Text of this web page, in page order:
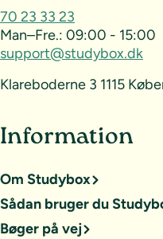
70 23 33 23
Man–Fre.: 09:00 - 15:00
support@studybox.dk
Klareboderne 3 1115
Information
Om Studybox
Sådan bruger du
Bøger på vej